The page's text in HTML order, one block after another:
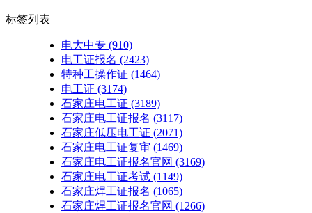
标签列表
电大中专 (910)
电工证报名 (2423)
特种工操作证 (1464)
电工证 (3174)
石家庄电工证 (3189)
石家庄电工证报名 (3117)
石家庄低压电工证 (2071)
石家庄电工证复审 (1469)
石家庄电工证报名官网 (3169)
石家庄电工证考试 (1149)
石家庄焊工证报名 (1065)
石家庄焊工证报名官网 (1266)